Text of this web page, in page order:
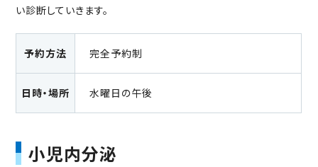
い診断していきます。
予約方法 完全予約制
日時・場所 水曜日の午後
小児内分泌